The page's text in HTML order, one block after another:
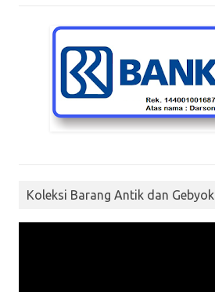
Koleksi Barang Antik dan Gebyok